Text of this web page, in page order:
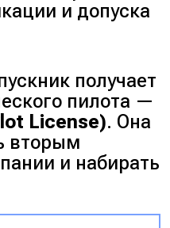
и допуска
получает
пилота —
License). Она
вторым
и набирать